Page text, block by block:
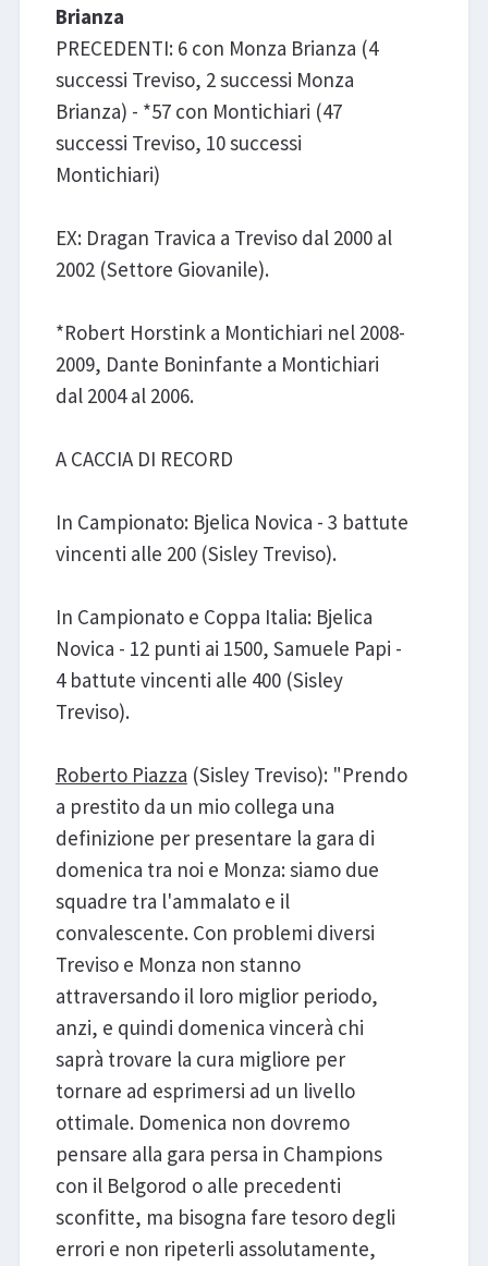
Brianza
PRECEDENTI: 6 con Monza Brianza (4
successi Treviso, 2 successi Monza
Brianza) - *57 con Montichiari (47
successi Treviso, 10 successi
Montichiari)
EX: Dragan Travica a Treviso dal 2000 al
2002 (Settore Giovanile).
*Robert Horstink a Montichiari nel 2008-
2009, Dante Boninfante a Montichiari
dal 2004 al 2006.
A CACCIA DI RECORD
In Campionato: Bjelica Novica - 3 battute
vincenti alle 200 (Sisley Treviso).
In Campionato e Coppa Italia: Bjelica
Novica - 12 punti ai 1500, Samuele Papi -
4 battute vincenti alle 400 (Sisley
Treviso).
Roberto Piazza (Sisley Treviso): "Prendo
a prestito da un mio collega una
definizione per presentare la gara di
domenica tra noi e Monza: siamo due
squadre tra l'ammalato e il
convalescente. Con problemi diversi
Treviso e Monza non stanno
attraversando il loro miglior periodo,
anzi, e quindi domenica vincerà chi
saprà trovare la cura migliore per
tornare ad esprimersi ad un livello
ottimale. Domenica non dovremo
pensare alla gara persa in Champions
con il Belgorod o alle precedenti
sconfitte, ma bisogna fare tesoro degli
errori e non ripeterli assolutamente,